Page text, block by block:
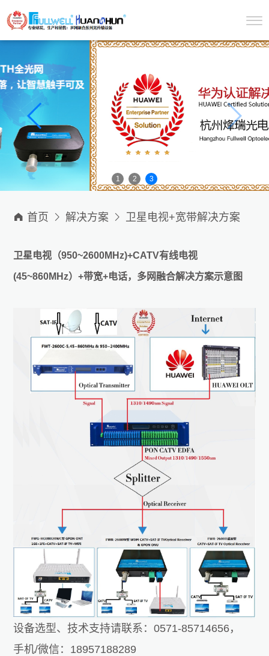
1 2 3
 首页 解决方案  卫星电视+宽带解决方案
卫星电视（950~2600MHz)+CATV有线电视
(45~860MHz）+带宽+电话，多网融合解决方案示意图
设备选型、技术支持请联系：0571-85714656，
手机/微信：18957188289